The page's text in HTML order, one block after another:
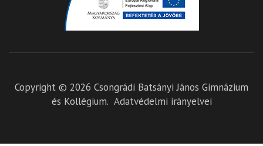
Copyright © 2026 Csongrádi Batsányi János Gimnázium
és Kollégium. Adatvédelmi irányelvei